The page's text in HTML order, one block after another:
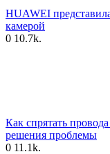
HUAWEI
камерой
0 10.7k.
Как спрятать
решения проблемы
0 11.1k.